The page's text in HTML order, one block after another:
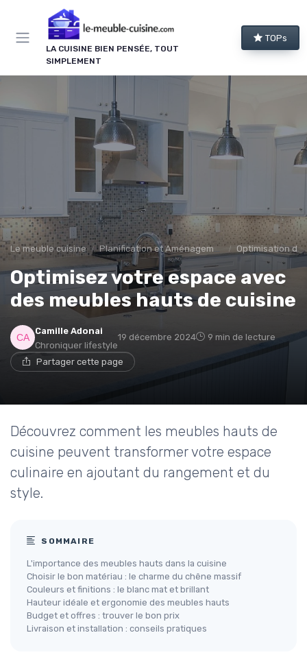
LA CUISINE BIEN PENSÉE, TOUT
SIMPLEMENT
TOPs
Le meuble cuisine Planification et Aménagement Optimisation de
Optimisez votre espace avec
des meubles hauts de cuisine
Camille Adonai
Chroniquer lifestyle
19 décembre 2024 9 min de lecture
Partager cette page
Découvrez comment les meubles hauts de
cuisine peuvent transformer votre espace
culinaire en ajoutant du rangement et du
style.
SOMMAIRE
L'importance des meubles hauts dans la cuisine
Choisir le bon matériau : le charme du chêne massif
Couleurs et finitions : le blanc mat et brillant
Hauteur idéale et ergonomie des meubles hauts
Budget et offres : trouver le bon prix
Livraison et installation : conseils pratiques
Panneau de gestion des cookies